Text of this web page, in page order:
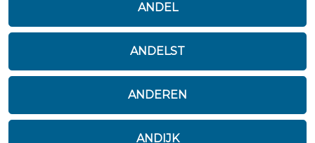
ANDEL
ANDELST
ANDEREN
ANDIJK